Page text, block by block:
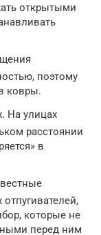
открытыми
поэтому
ковры.
На улицах
расстоянии
в
которые не
перед ним